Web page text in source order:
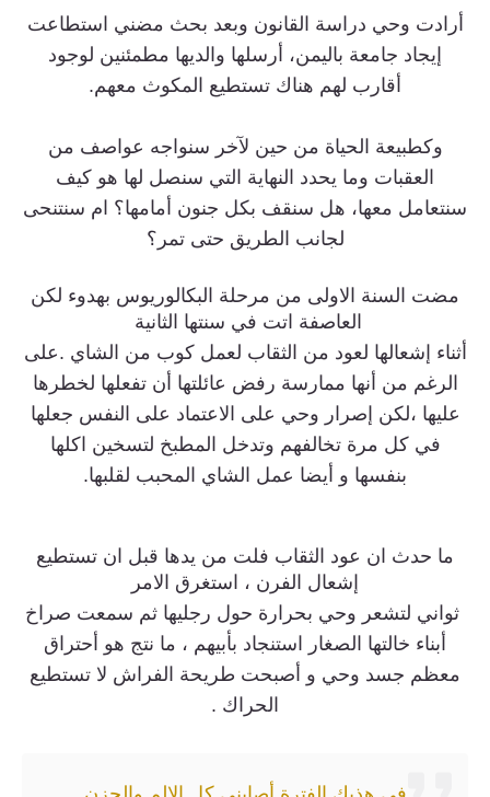
أرادت وحي دراسة القانون وبعد بحث مضني استطاعت
إيجاد جامعة باليمن، أرسلها والديها مطمئنين لوجود
أقارب لهم هناك تستطيع المكوث معهم.
وكطبيعة الحياة من حين لآخر سنواجه عواصف من
العقبات وما يحدد النهاية التي سنصل لها هو كيف
سنتعامل معها، هل سنقف بكل جنون أمامها؟ ام سنتنحى
لجانب الطريق حتى تمر؟
مضت السنة الاولى من مرحلة البكالوريوس بهدوء لكن
العاصفة اتت في سنتها الثانية
أثناء إشعالها لعود من الثقاب لعمل كوب من الشاي .على
الرغم من أنها ممارسة رفض عائلتها أن تفعلها لخطرها
عليها ،لكن إصرار وحي على الاعتماد على النفس جعلها
في كل مرة تخالفهم وتدخل المطبخ لتسخين اكلها
بنفسها و أيضا عمل الشاي المحبب لقلبها.
ما حدث ان عود الثقاب فلت من يدها قبل ان تستطيع
إشعال الفرن ، استغرق الامر
ثواني لتشعر وحي بحرارة حول رجليها ثم سمعت صراخ
أبناء خالتها الصغار استنجاد بأبيهم ، ما نتج هو أحتراق
معظم جسد وحي و أصبحت طريحة الفراش لا تستطيع
الحراك .